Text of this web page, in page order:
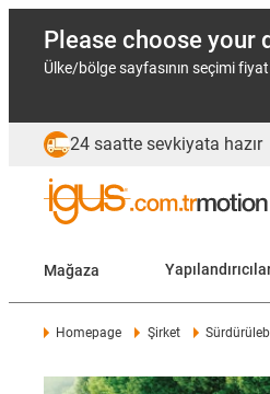
Please choose your
Ülke/bölge sayfasının seçimi fiyat
24 saatte sevkiyata hazır
Mağaza
Homepage Şirket